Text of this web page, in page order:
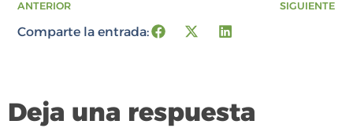
ANTERIOR SIGUIENTE
Comparte la entrada:
Deja una respuesta